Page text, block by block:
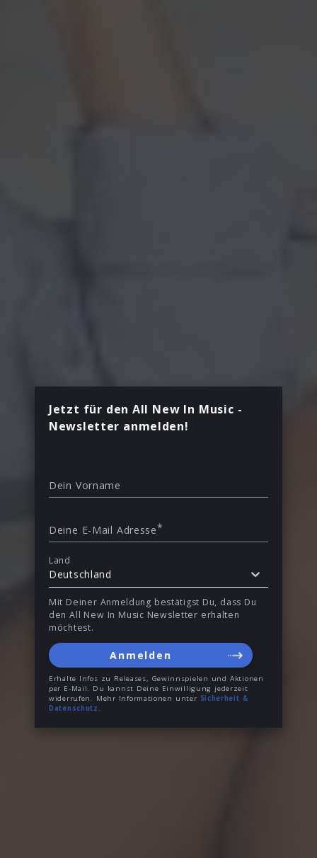
Jetzt für den All New In Music -
Newsletter anmelden!
Dein Vorname
Deine E-Mail Adresse*
Land
Deutschland
Mit Deiner Anmeldung bestätigst Du, dass Du
den All New In Music Newsletter erhalten
möchtest.
Anmelden
Erhalte Infos zu Releases, Gewinnspielen und Aktionen
per E-Mail. Du kannst Deine Einwilligung jederzeit
widerrufen. Mehr Informationen unter Sicherheit &
Datenschutz .